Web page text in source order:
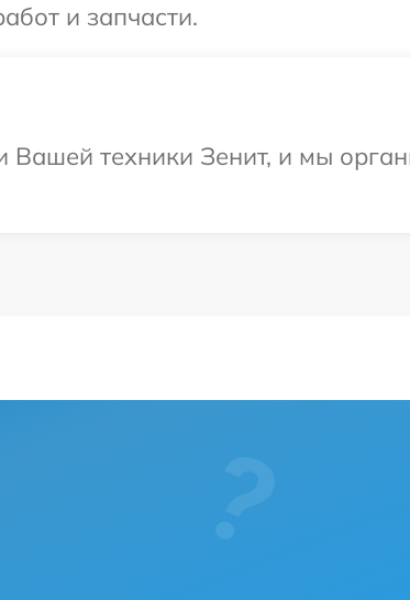
и запчасти.
Вашей техники Зенит, и мы